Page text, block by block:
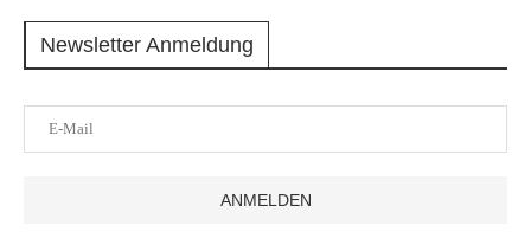
Newsletter Anmeldung